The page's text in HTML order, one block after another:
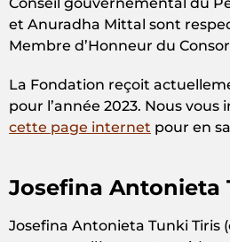
et Anuradha Mittal sont
Membre d’Honneur du
La Fondation reçoit
pour l’année 2023. Nous
cette page internet pour en
Josefina Antonieta
Josefina Antonieta Tunki Tiris